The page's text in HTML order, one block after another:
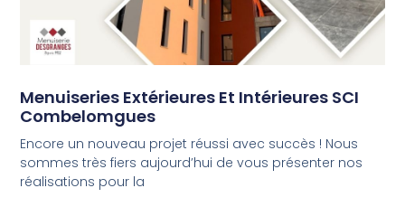
Menuiseries Extérieures Et Intérieures SCI
Combelomgues
Encore un nouveau projet réussi avec succès ! Nous
sommes très fiers aujourd’hui de vous présenter nos
réalisations pour la